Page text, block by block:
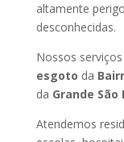
altamente
desconhecidas.
Nossos
esgoto da
da Grande
Atendemos